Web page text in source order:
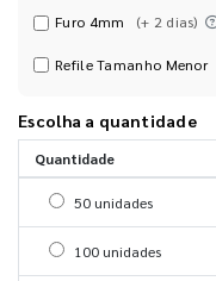
Furo 4mm (+ 2 dias)
Refile Tamanho Menor
Escolha a quantidade
Quantidade
Selecionar 50
50 unidades
Selecionar 100
100 unidades